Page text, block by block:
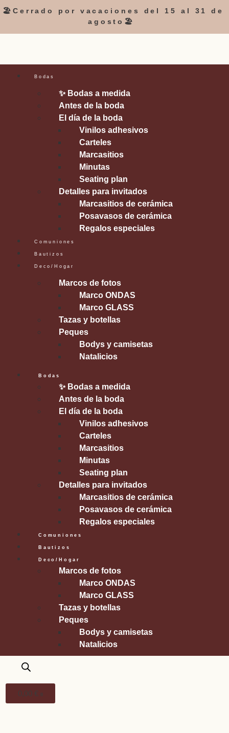
🏖️Cerrado por vacaciones del 15 al 31 de
agosto🏖️
Bodas
✨ Bodas a medida
Antes de la boda
El día de la boda
Vinilos adhesivos
Carteles
Marcasitios
Minutas
Seating plan
Detalles para invitados
Marcasitios de cerámica
Posavasos de cerámica
Regalos especiales
Comuniones
Bautizos
Deco/Hogar
Marcos de fotos
Marco ONDAS
Marco GLASS
Tazas y botellas
Peques
Bodys y camisetas
Natalicios
Bodas
✨ Bodas a medida
Antes de la boda
El día de la boda
Vinilos adhesivos
Carteles
Marcasitios
Minutas
Seating plan
Detalles para invitados
Marcasitios de cerámica
Posavasos de cerámica
Regalos especiales
Comuniones
Bautizos
Deco/Hogar
Marcos de fotos
Marco ONDAS
Marco GLASS
Tazas y botellas
Peques
Bodys y camisetas
Natalicios
0,00 € 0